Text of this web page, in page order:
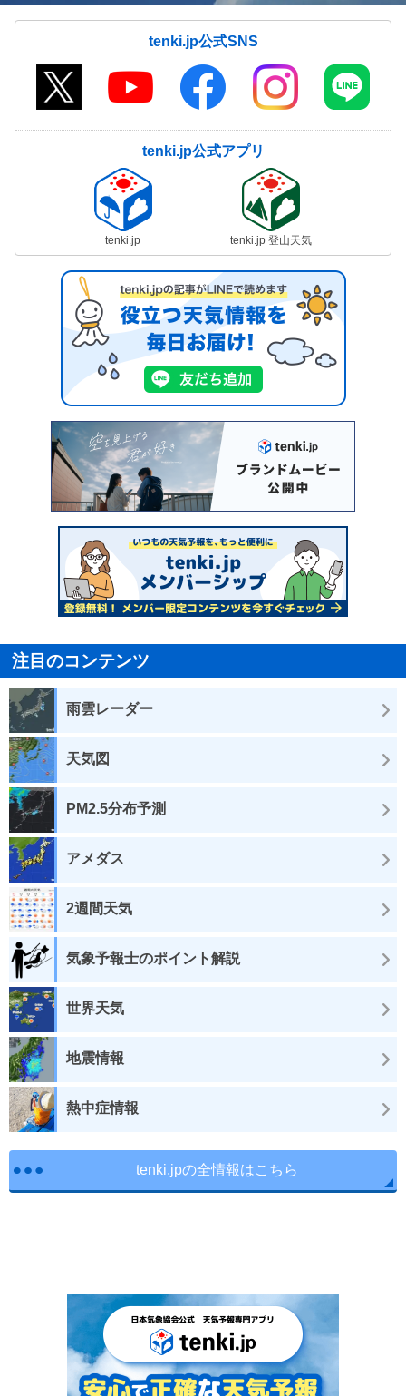
tenki.jp公式SNS
tenki.jp公式アプリ
tenki.jp tenki.jp 登山天気
注目のコンテンツ
雨雲レーダー
天気図
PM2.5分布予測
アメダス
2週間天気
気象予報士のポイント解説
世界天気
地震情報
熱中症情報
tenki.jpの全情報はこちら